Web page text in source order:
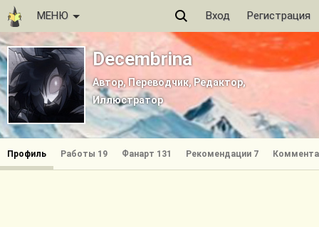
МЕНЮ Вход Регистрация
Decembrina
Автор, Переводчик, Редактор,
Иллюстратор
Профиль Работы 19 Фанарт 131 Рекомендации 7